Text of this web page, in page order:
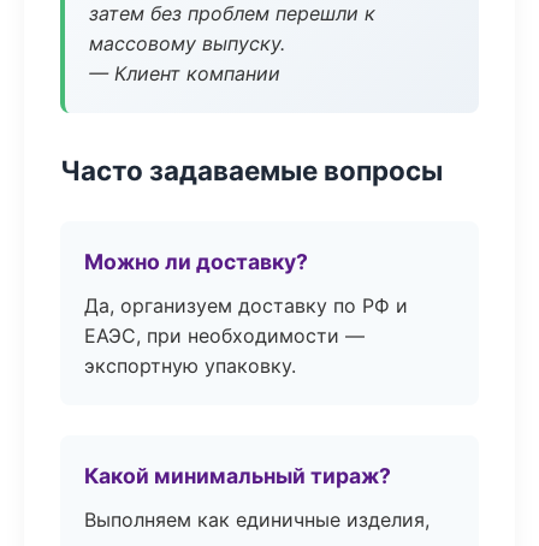
затем без проблем перешли к
массовому выпуску.
— Клиент компании
Часто задаваемые вопросы
Можно ли доставку?
Да, организуем доставку по РФ и
ЕАЭС, при необходимости —
экспортную упаковку.
Какой минимальный тираж?
Выполняем как единичные изделия,